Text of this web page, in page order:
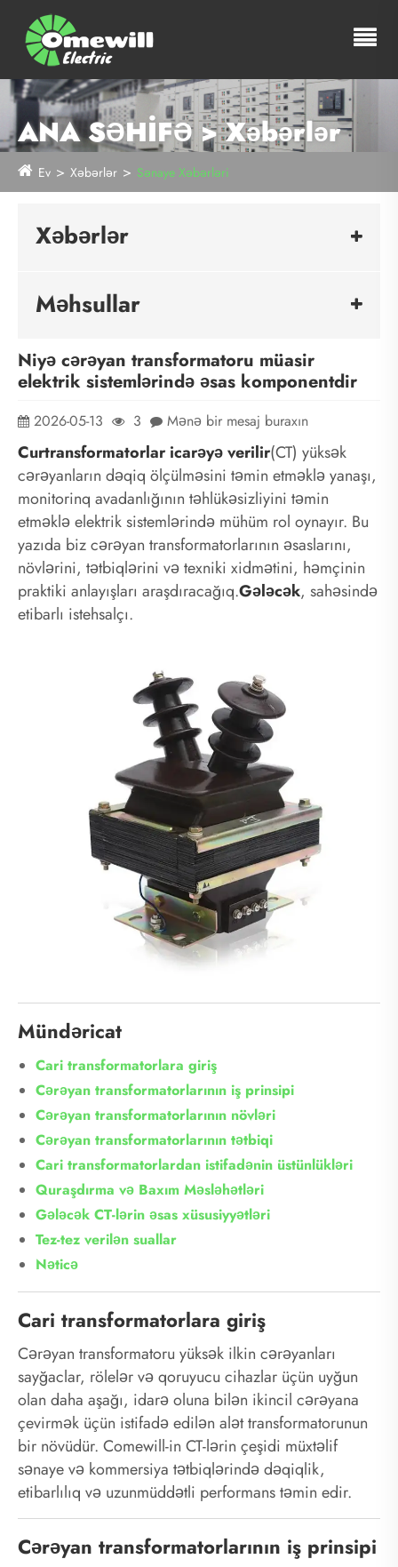
ANA SƏHİFƏ > Xəbərlər
Ev Xəbərlər Sənaye Xəbərləri
Xəbərlər
Məhsullar
Niyə cərəyan transformatoru müasir
elektrik sistemlərində əsas komponentdir
2026-05-13 3 Mənə bir mesaj buraxın
Curtransformatorlar icarəyə verilir(CT) yüksək
cərəyanların dəqiq ölçülməsini təmin etməklə yanaşı,
monitorinq avadanlığının təhlükəsizliyini təmin
etməklə elektrik sistemlərində mühüm rol oynayır. Bu
yazıda biz cərəyan transformatorlarının əsaslarını,
növlərini, tətbiqlərini və texniki xidmətini, həmçinin
praktiki anlayışları araşdıracağıq.Gələcək, sahəsində
etibarlı istehsalçı.
Mündəricat
Cari transformatorlara giriş
Cərəyan transformatorlarının iş prinsipi
Cərəyan transformatorlarının növləri
Cərəyan transformatorlarının tətbiqi
Cari transformatorlardan istifadənin üstünlükləri
Quraşdırma və Baxım Məsləhətləri
Gələcək CT-lərin əsas xüsusiyyətləri
Tez-tez verilən suallar
Nəticə
Cari transformatorlara giriş
Cərəyan transformatoru yüksək ilkin cərəyanları
sayğaclar, rölelər və qoruyucu cihazlar üçün uyğun
olan daha aşağı, idarə oluna bilən ikincil cərəyana
çevirmək üçün istifadə edilən alət transformatorunun
bir növüdür. Comewill-in CT-lərin çeşidi müxtəlif
sənaye və kommersiya tətbiqlərində dəqiqlik,
etibarlılıq və uzunmüddətli performans təmin edir.
Cərəyan transformatorlarının iş prinsipi